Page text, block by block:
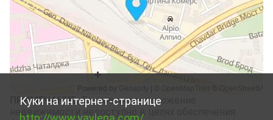
ПРИМЕЧАНИЕ: Точное местоположение
недвижимости недоступно в целях обеспечения
Куки на интернет-странице